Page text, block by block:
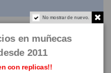
No mostrar de nuevo.
en muñecas
2011
con replicas!!